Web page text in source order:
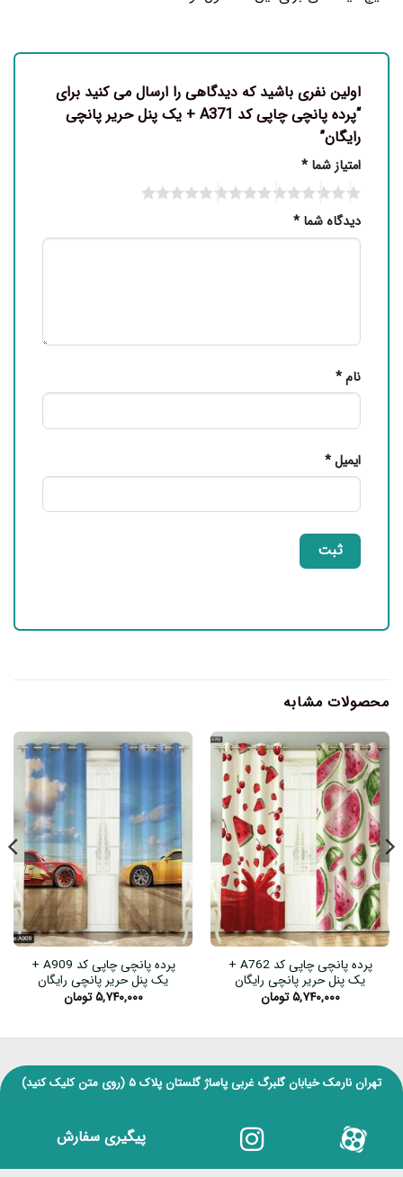
اولین نفری باشید که دیدگاهی را ارسال می کنید برای
“پرده پانچی چاپی کد A371 + یک پنل حریر پانچی
رایگان”
امتیاز شما *
دیدگاه شما *
نام*
ایمیل*
محصولات مشابه
پرده پانچی چاپی کد A762 +
یک پنل حریر پانچی رایگان
۵,۷۴۰,۰۰۰ تومان
پرده پانچی چاپی کد A909 +
یک پنل حریر پانچی رایگان
۵,۷۴۰,۰۰۰ تومان
تهران نارمک خیابان گلبرگ غربی پاساژ گلستان پلاک ۵ (روی متن کلیک کنید)
پیگیری سفارش